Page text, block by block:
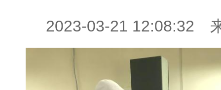
2023-03-21 12:08:32